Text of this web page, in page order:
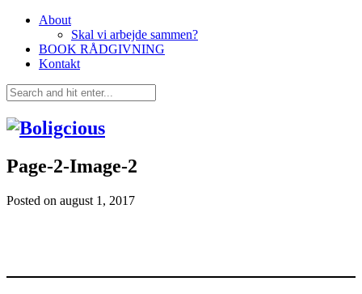
About
Skal vi arbejde sammen?
BOOK RÅDGIVNING
Kontakt
Page-2-Image-2
Posted on august 1, 2017